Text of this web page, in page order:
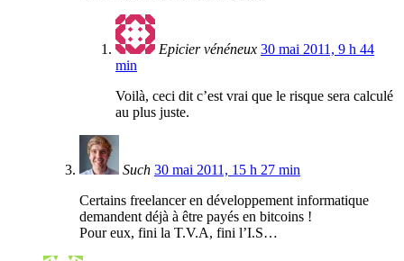
Epicier vénéneux 30 mai 2011, 9 h 44
min
Voilà, ceci dit c’est vrai que le risque sera calculé
au plus juste.
Such 30 mai 2011, 15 h 27 min
Certains freelancer en développement informatique
demandent déjà à être payés en bitcoins !
Pour eux, fini la T.V.A, fini l’I.S…